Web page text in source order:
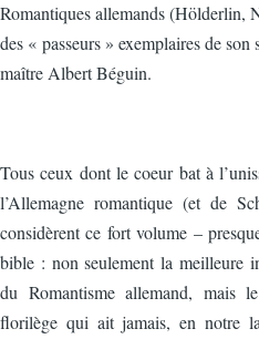
Romantiques allemands (Hölderlin,
des « passeurs » exemplaires de
maître Albert Béguin.
Tous ceux dont le coeur bat à
l’Allemagne romantique (et de
considèrent ce fort volume –
bible : non seulement la meilleure
du Romantisme allemand, mais
florilège qui ait jamais, en notre